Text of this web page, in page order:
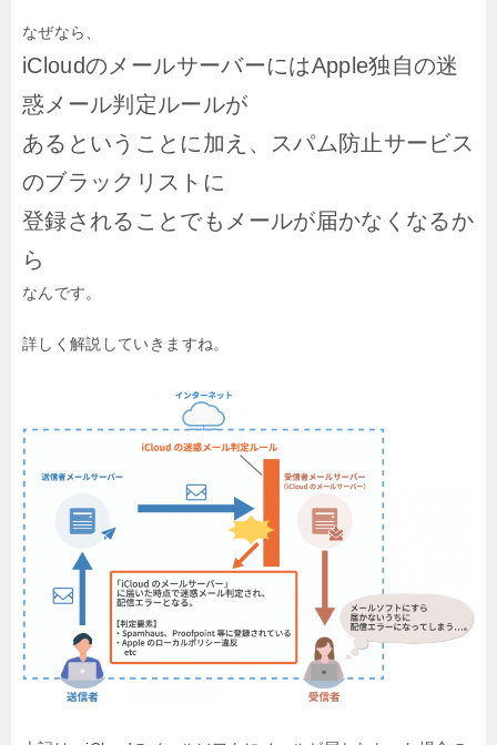
なぜなら、
iCloudのメールサーバーにはApple独自の迷
惑メール判定ルールが
あるということに加え、スパム防止サービス
のブラックリストに
登録されることでもメールが届かなくなるか
ら
なんです。
詳しく解説していきますね。